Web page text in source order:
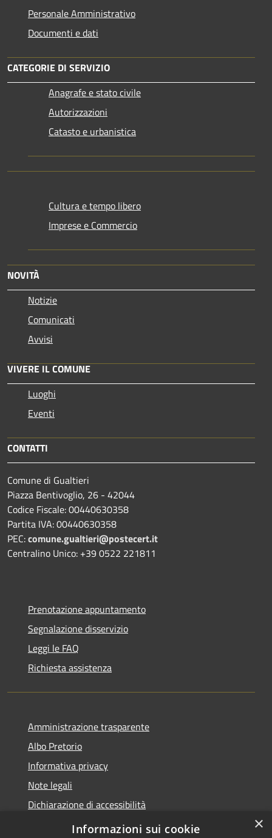
Personale Amministrativo
Documenti e dati
CATEGORIE DI SERVIZIO
Anagrafe e stato civile
Autorizzazioni
Catasto e urbanistica
Cultura e tempo libero
Imprese e Commercio
NOVITÀ
Notizie
Comunicati
Avvisi
VIVERE IL COMUNE
Luoghi
Eventi
CONTATTI
Comune di Gualtieri
Piazza Bentivoglio, 26 - 42044
Codice Fiscale: 00440630358
Partita IVA: 00440630358
PEC:comune.gualtieri@postecert.it
Centralino Unico: +39 0522 221811
Prenotazione appuntamento
Segnalazione disservizio
Leggi le FAQ
Richiesta assistenza
Amministrazione trasparente
Albo Pretorio
Informativa privacy
Note legali
Dichiarazione di accessibilità
Piano di miglioramento del sito
×
Informazioni sui cookie